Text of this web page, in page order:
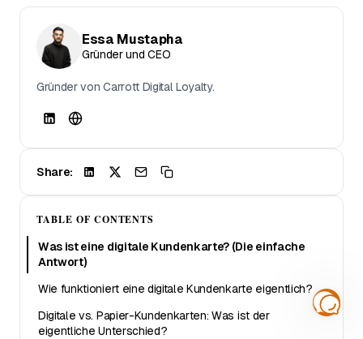
Essa Mustapha
Gründer und CEO
Gründer von Carrott Digital Loyalty.
Share:
TABLE OF CONTENTS
Was ist eine digitale Kundenkarte? (Die einfache
Antwort)
Wie funktioniert eine digitale Kundenkarte eigentlich?
Digitale vs. Papier-Kundenkarten: Was ist der
eigentliche Unterschied?